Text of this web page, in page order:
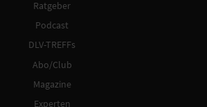
Ratgeber
Podcast
DLV-TREFFs
Abo/Club
Magazine
Experten